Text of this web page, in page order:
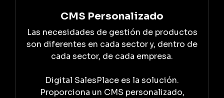
CMS Personalizado
Las necesidades de gestión de productos
son diferentes en cada sector y, dentro de
cada sector, de cada empresa.
Digital SalesPlace es la solución.
Proporciona un CMS personalizado,